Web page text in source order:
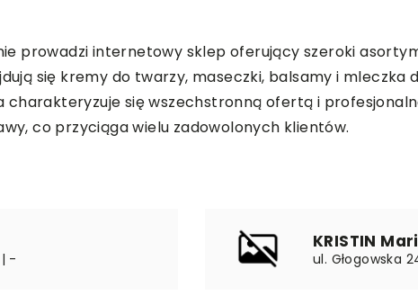
prowadzi internetowy sklep oferujący szeroki
się kremy do twarzy, maseczki, balsamy i mleczka
się wszechstronną ofertą i
co przyciąga wielu zadowolonych klientów.
-
KRISTIN
ul. Głogowska